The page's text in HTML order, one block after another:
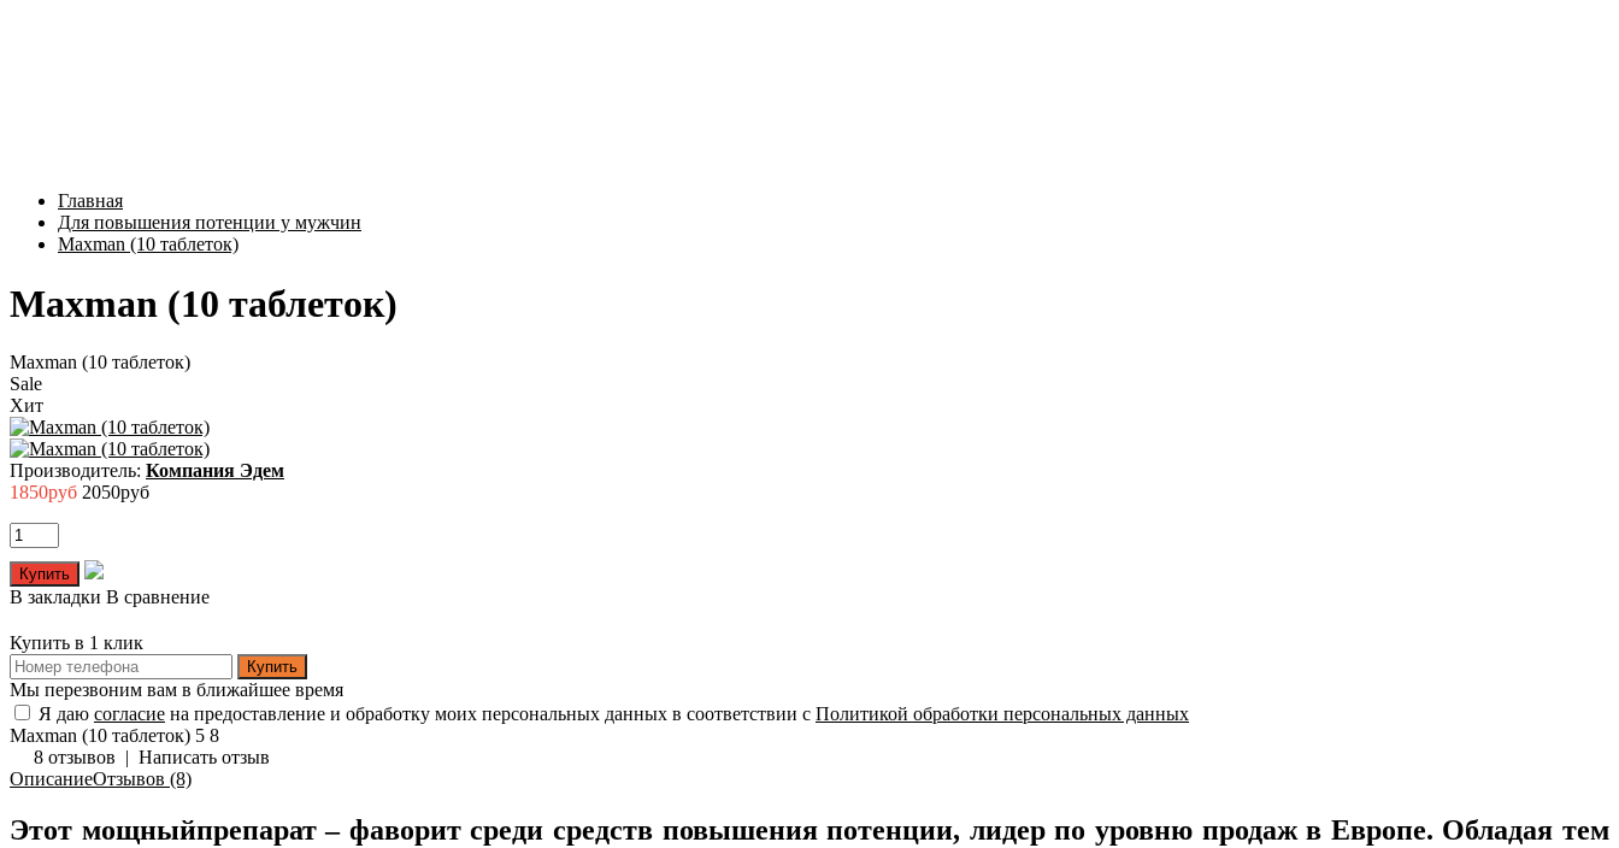
Главная
Для повышения потенции у мужчин
Maxman (10 таблеток)
Maxman (10 таблеток)
Maxman (10 таблеток)
Sale
Хит
Производитель: Компания Эдем
1850руб 2050руб
В закладки В сравнение
Купить в 1 клик
Купить
Мы перезвоним вам в ближайшее время
Я даю согласие на предоставление и обработку моих персональных данных в соответствии с Политикой обработки персональных данных
Maxman (10 таблеток) 5 8
8 отзывов | Написать отзыв
ОписаниеОтзывов (8)
Этот мощныйпрепарат – фаворит среди средств повышения потенции, лидер по уровню продаж в Европе. Обладая тем